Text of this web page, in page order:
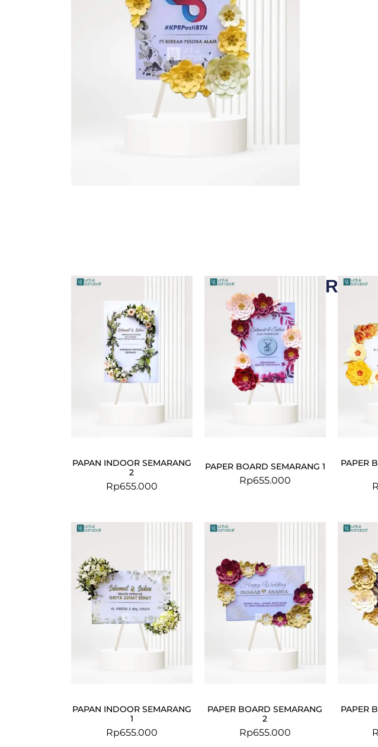
PAPAN INDOOR SEMARANG
2
Rp655.000
PAPER BOARD SEMARANG 1
Rp655.000
PAPER
PAPAN INDOOR SEMARANG
1
Rp655.000
PAPER BOARD SEMARANG
2
Rp655.000
PAPER